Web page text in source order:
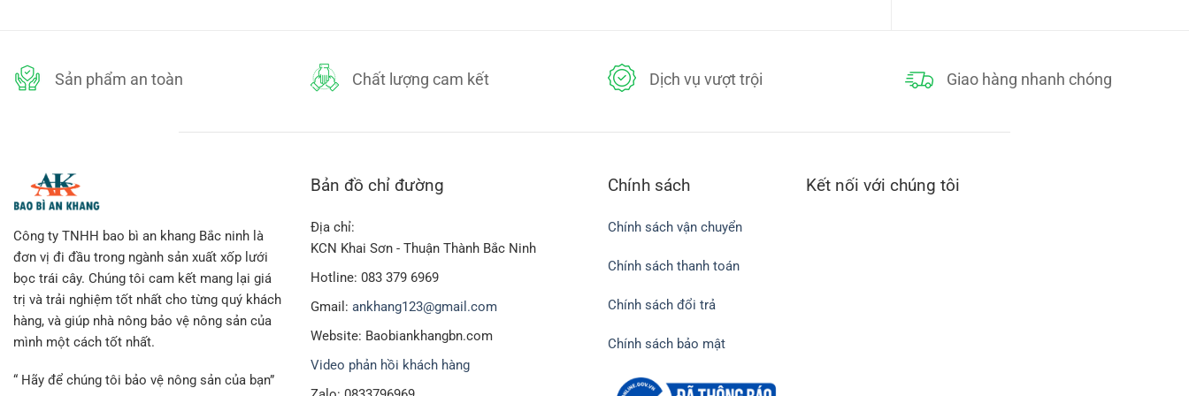
Sử dụng hạt nhựa PE nguyên sinh để sản xuất, an toàn tuyệt đối với sức khỏe người tiêu dùng
Xốp lưới có độ co dãn rất cao, bọc trái cây được ôm sát hơn
Sản phẩm an toàn Chất lượng cam kết Dịch vụ vượt trội Giao hàng nhanh chóng
Công ty TNHH bao bì an khang Bắc ninh là
đơn vị đi đầu trong ngành sản xuất xốp lưới
bọc trái cây. Chúng tôi cam kết mang lại giá
trị và trải nghiệm tốt nhất cho từng quý khách
hàng, và giúp nhà nông bảo vệ nông sản của
mình một cách tốt nhất.
“ Hãy để chúng tôi bảo vệ nông sản của bạn”
Bản đồ chỉ đường
Địa chỉ:
KCN Khai Sơn - Thuận Thành Bắc Ninh
Hotline: 083 379 6969
Gmail: ankhang123@gmail.com
Website: Baobiankhangbn.com
Video phản hồi khách hàng
Chính sách
Chính sách vận chuyển
Chính sách thanh toán
Chính sách đổi trả
Chính sách bảo mật
Kết nối với chúng tôi